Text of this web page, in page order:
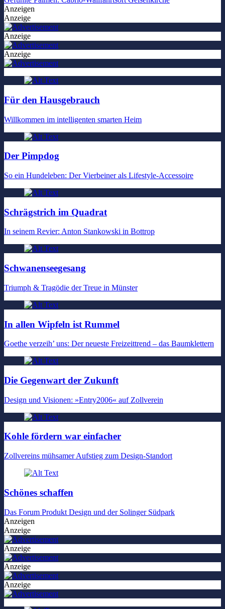
Anzeigen
Anzeige
Anzeige
Anzeige
Für den Hausgebrauch
Willkommen im intelligenten smarten Heim
Der Pimpdog
So ein Hundeleben: Der Vierbeiner als Lifestyle-Accessoire
Schrägstrich im Quadrat
In seinem Revier: Anton Stankowski in Bottrop
Schwanenseegesang
Triumph & Tragödie der Treue in Münster
In allen Wipfeln ist Rummel
Goethe verzeih’ uns: Der neueste Freizeittrend – das Baumklettern
Die Gegenwart der Zukunft
Design und Visionen: »Entry2006« auf Zollverein
Kohle fördern war einfacher
Zollvereins mühsamer Aufstieg zum Design-Standort
Schönes schaffen
Das Forum Produkt Design und der Solinger Südpark
Anzeigen
Anzeige
Anzeige
Anzeige
Anzeige